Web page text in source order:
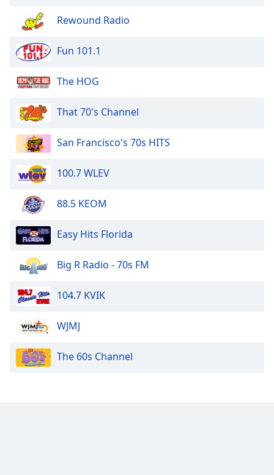
dialog
window.
Escape
cancel
close
window.
Color
Opacity
Text
Background
Color
Caption
Area
Rewound Radio
Fun 101.1
The HOG
That 70's Channel
San Francisco's 70s HITS
100.7 WLEV
88.5 KEOM
Easy Hits Florida
Big R Radio - 70s FM
104.7 KVIK
WJMJ
The 60s Channel